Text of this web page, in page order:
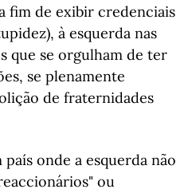
fim de exibir credenciais
à esquerda nas
que se orgulham de ter
se plenamente
de fraternidades
onde a esquerda não
ou